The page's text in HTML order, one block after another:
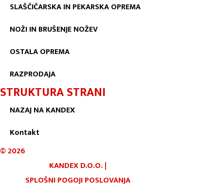
SLAŠČIČARSKA IN PEKARSKA OPREMA
NOŽI IN BRUŠENJE NOŽEV
OSTALA OPREMA
RAZPRODAJA
STRUKTURA STRANI
NAZAJ NA KANDEX
Kontakt
©2026
KANDEX D.O.O.|
SPLOŠNI POGOJI POSLOVANJA